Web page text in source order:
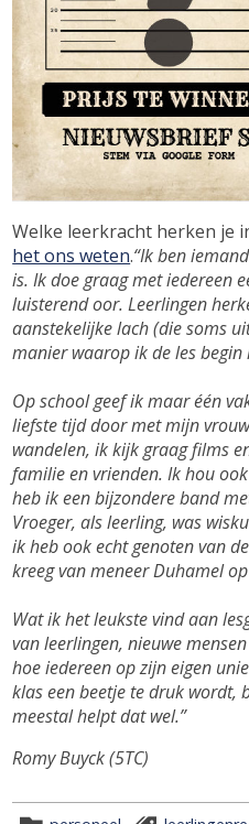
Welke leerkracht herken je
het ons weten.“Ik ben
is. Ik doe graag met iedereen
luisterend oor. Leerlingen
aanstekelijke lach (die soms
manier waarop ik de les begin
Op school geef ik maar één
liefste tijd door met mijn
wandelen, ik kijk graag films
familie en vrienden. Ik hou
heb ik een bijzondere band
Vroeger, als leerling, was
ik heb ook echt genoten van
kreeg van meneer Duhamel
Wat ik het leukste vind aan
van leerlingen, nieuwe
hoe iedereen op zijn eigen
klas een beetje te druk wordt,
meestal helpt dat wel.”
Romy Buyck(5TC)